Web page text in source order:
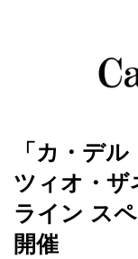
「カ・デ
ツィオ・ザ
ライン ス
開催